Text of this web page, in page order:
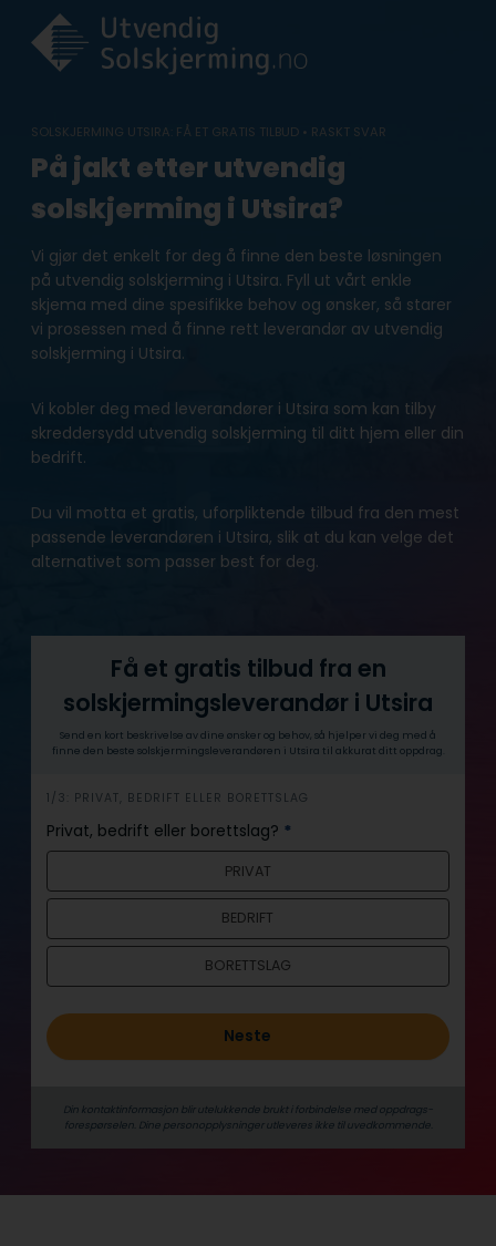
content
SOLSKJERMING UTSIRA: FÅ ET GRATIS TILBUD • RASKT SVAR
På jakt etter utvendig
solskjerming i Utsira?
Vi gjør det enkelt for deg å finne den beste løsningen
på utvendig solskjerming i Utsira. Fyll ut vårt enkle
skjema med dine spesifikke behov og ønsker, så starer
vi prosessen med å finne rett leverandør av utvendig
solskjerming i Utsira.
Vi kobler deg med leverandører i Utsira som kan tilby
skreddersydd utvendig solskjerming til ditt hjem eller din
bedrift.
Du vil motta et gratis, uforpliktende tilbud fra den mest
passende leverandøren i Utsira, slik at du kan velge det
alternativet som passer best for deg.
Få et gratis tilbud fra en
solskjermingsleverandør i Utsira
Send en kort beskrivelse av dine ønsker og behov, så hjelper vi deg med å
finne den beste solskjermingsleverandøren i Utsira til akkurat ditt oppdrag.
h
e
r
1/3: PRIVAT, BEDRIFT ELLER BORETTSLAG
Privat, bedrift eller borettslag? *
PRIVAT
BEDRIFT
BORETTSLAG
Neste
Din kontaktinformasjon blir utelukkende brukt i forbindelse med oppdrags­
forespørselen. Dine person­­opplysninger utleveres ikke til uvedkommende.